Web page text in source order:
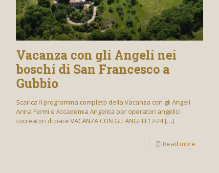
Vacanza con gli Angeli nei
boschi di San Francesco a
Gubbio
Scarica il programma completo della Vacanza con gli Angeli
Anna Fermi e Accademia Angelica per operatori angelici
cocreatori di pace VACANZA CON GLI ANGELI 17-24[…]
Read more